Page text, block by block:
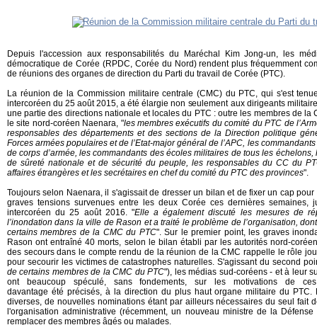
Depuis l'accession aux responsabilités du Maréchal Kim Jong-un, les
démocratique de Corée (RPDC, Corée du Nord) rendent plus fréquemment
de réunions des organes de direction du Parti du travail de Corée (PTC).
La réunion de la Commission militaire centrale (CMC) du PTC, qui s'est
intercoréen du 25 août 2015, a été élargie non seulement aux dirigeants
une partie des directions nationale et locales du PTC : outre les membres de la
le site nord-coréen Naenara, "les membres exécutifs du comité du PTC de
responsables des départements et des sections de la Direction politique
Forces armées populaires et de l’Etat-major général de l’APC, les
de corps d’armée, les commandants des écoles militaires de tous les
de sûreté nationale et de sécurité du peuple, les responsables du CC du
affaires étrangères et les secrétaires en chef du comité du PTC des provinces".
Toujours selon Naenara, il s'agissait de dresser un bilan et de fixer un cap
graves tensions survenues entre les deux Corée ces dernières semaines,
intercoréen du 25 août 2016. "Elle a également discuté les mesures de
l’inondation dans la ville de Rason et a traité le problème de l’organisation,
certains membres de la CMC du PTC". Sur le premier point, les graves
Rason ont entraîné 40 morts, selon le bilan établi par les autorités nord-
des secours dans le compte rendu de la réunion de la CMC rappelle le rôle
pour secourir les victimes de catastrophes naturelles. S'agissant du second
de certains membres de la CMC du PTC"), les médias sud-coréens - et à leur
ont beaucoup spéculé, sans fondements, sur les motivations de
davantage été précisés, à la direction du plus haut organe militaire du
diverses, de nouvelles nominations étant par ailleurs nécessaires du seul fait
l'organisation administrative (récemment, un nouveau ministre de la
remplacer des membres âgés ou malades.